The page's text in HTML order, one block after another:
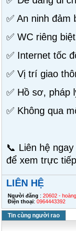
✅ An ninh
✅ WC riêng
✅ Internet tốc
✅ Vị trí giao
✅ Hồ sơ, pháp
✅ Không qua
📞 Liên hệ
để xem trực
LIÊN HỆ
Người đăng : 20602 -
Điện thoại: 0964443392
Tin cùng người rao